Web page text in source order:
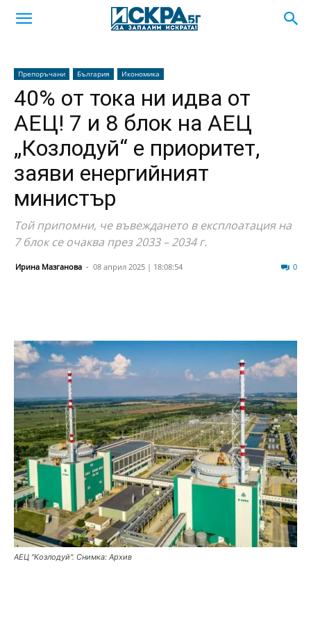
Препоръчани България Икономика
40% от тока ни идва от
АЕЦ! 7 и 8 блок на АЕЦ
„Козлодуй“ е приоритет,
заяви енергийният
министър
Той припомни, че въвеждането в експлоатация на
7 блок се очаква през 2033 – 2034 г.
Ирина Мазганова - 08 април 2025 | 18:08:54 0
АЕЦ "Козлодуй". Снимка: Архив